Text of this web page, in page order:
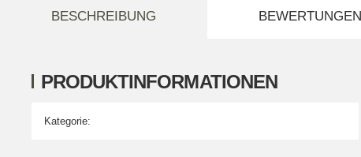
BESCHREIBUNG BEWERTUNGEN
PRODUKTINFORMATIONEN
Produkteigenschaft
Wert
Kategorie: